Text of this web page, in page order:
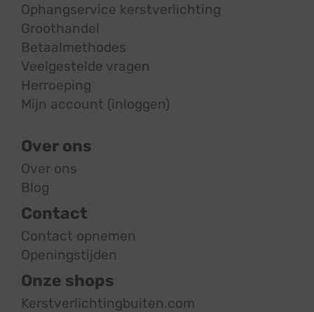
Ophangservice kerstverlichting
Groothandel
Betaalmethodes
Veelgestelde vragen
Herroeping
Mijn account (inloggen)
Over ons
Over ons
Blog
Contact
Contact opnemen
Openingstijden
Onze shops
Kerstverlichtingbuiten.com